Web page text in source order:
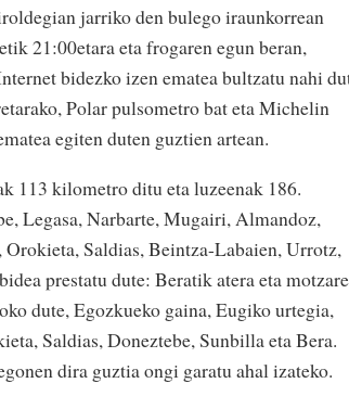
jarriko den bulego iraunkorrean
21:00etara eta frogaren egun beran,
bidezko izen ematea bultzatu nahi
Polar pulsometro bat eta Michelin
egiten duten guztien artean.
113 kilometro ditu eta luzeenak 186.
Legasa, Narbarte, Mugairi, Almandoz,
Saldias, Beintza-Labaien, Urrotz,
prestatu dute: Beratik atera eta
dute, Egozkueko gaina, Eugiko urtegia,
Saldias, Doneztebe, Sunbilla eta Bera.
dira guztia ongi garatu ahal izateko.